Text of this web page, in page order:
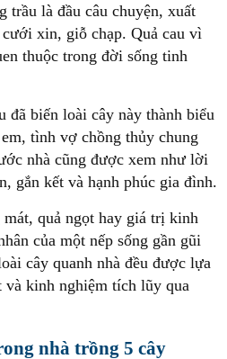
trầu là đầu câu chuyện, xuất
xin, giỗ chạp. Quả cau vì
thuộc trong đời sống tinh
đã biến loài cây này thành biểu
tình vợ chồng thủy chung
nhà cũng được xem như lời
gắn kết và hạnh phúc gia đình.
quả ngọt hay giá trị kinh
của một nếp sống gần gũi
cây quanh nhà đều được lựa
và kinh nghiệm tích lũy qua
nhà trồng 5 cây